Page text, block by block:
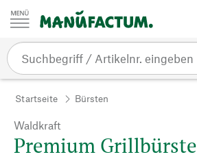
Zum Inhalt springen
Startseite Bürsten
Waldkraft
Premium Grillbürste